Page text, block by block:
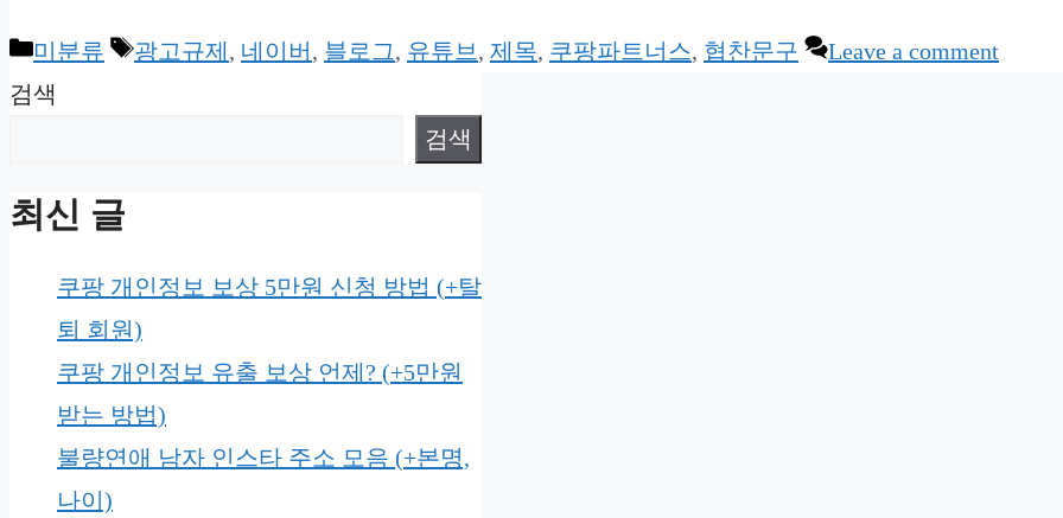
Categories
미분류 Tags
광고규제 , 네이버 , 블로그, 유튜브, 제목, 쿠팡파트너스, 협찬문구
Leave a comment
검색
검색
최신 글
쿠팡 개인정보 보상 5만원 신청 방법 (+탈
퇴 회원)
쿠팡 개인정보 유출 보상 언제? (+5만원
받는 방법)
불량연애 남자 인스타 주소 모음 (+본명,
나이)